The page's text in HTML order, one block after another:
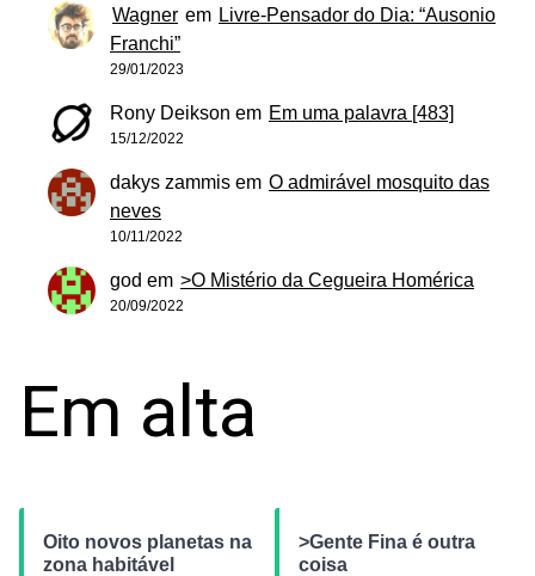
Wagner em Livre-Pensador do Dia: “Ausonio
Franchi”
29/01/2023
Rony Deikson em Em uma palavra [483]
15/12/2022
dakys zammis em O admirável mosquito das
neves
10/11/2022
god em >O Mistério da Cegueira Homérica
20/09/2022
Em alta
Oito novos planetas na
zona habitável
>Gente Fina é outra
coisa